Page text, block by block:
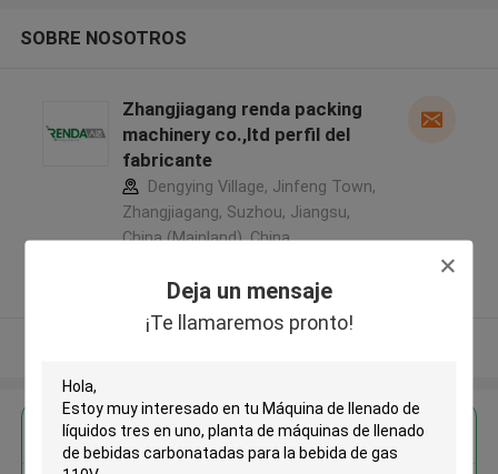
Deja un mensaje
¡Te llamaremos pronto!
SOBRE NOSOTROS
Zhangjiagang renda packing
machinery co.,ltd perfil del
fabricante
Dengying Village, Jinfeng Town,
Zhangjiagang, Suzhou, Jiangsu,
China (Mainland) ,China
Proveedor verificado
Obtenga el mejor precio por